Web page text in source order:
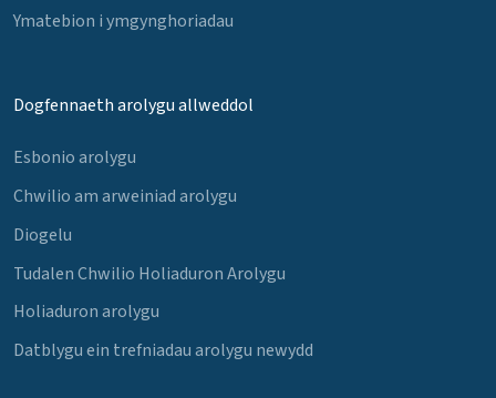
Ymatebion i ymgynghoriadau
Dogfennaeth arolygu allweddol
Esbonio arolygu
Chwilio am arweiniad arolygu
Diogelu
Tudalen Chwilio Holiaduron Arolygu
Holiaduron arolygu
Datblygu ein trefniadau arolygu newydd